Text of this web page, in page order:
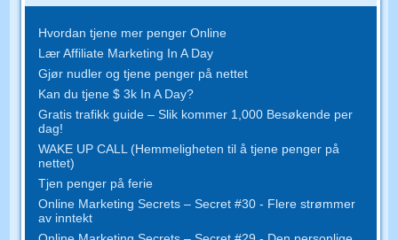
Hvordan tjene mer penger Online
Lær Affiliate Marketing In A Day
Gjør nudler og tjene penger på nettet
Kan du tjene $ 3k In A Day?
Gratis trafikk guide – Slik kommer 1,000 Besøkende per
dag!
WAKE UP CALL (Hemmeligheten til å tjene penger på
nettet)
Tjen penger på ferie
Online Marketing Secrets – Secret #30 - Flere strømmer
av inntekt